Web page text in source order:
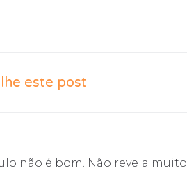
este post
não é bom. Não revela